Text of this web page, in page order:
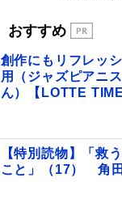
おすすめ
創作にもリフレッ
用（ジャズピアニ
ん）【LOTTE
【特別読物】「救
こと」（17） 角